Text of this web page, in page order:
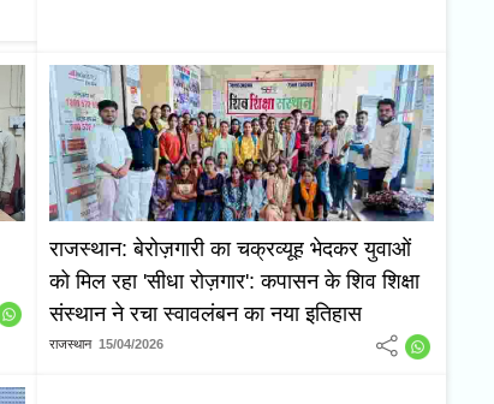
राजस्थान: बेरोज़गारी का चक्रव्यूह भेदकर युवाओं
को मिल रहा 'सीधा रोज़गार': कपासन के शिव शिक्षा
संस्थान ने रचा स्वावलंबन का नया इतिहास
राजस्थान 15/04/2026